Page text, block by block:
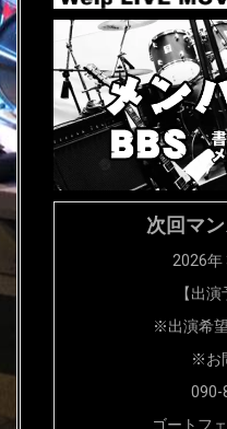
次回マ
2026年
【出
※出演希
※お
090-
ゴートフ